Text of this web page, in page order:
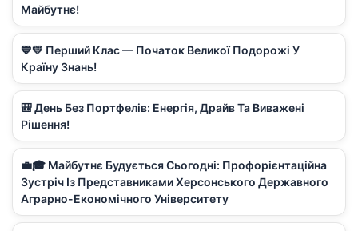
Майбутнє!
💙💛 Перший Клас — Початок Великої Подорожі У
Країну Знань!
🎒 День Без Портфелів: Енергія, Драйв Та Виважені
Рішення!
💼🎓 Майбутнє Будується Сьогодні: Профорієнтаційна
Зустріч Із Представниками Херсонського Державного
Аграрно-Економічного Університету